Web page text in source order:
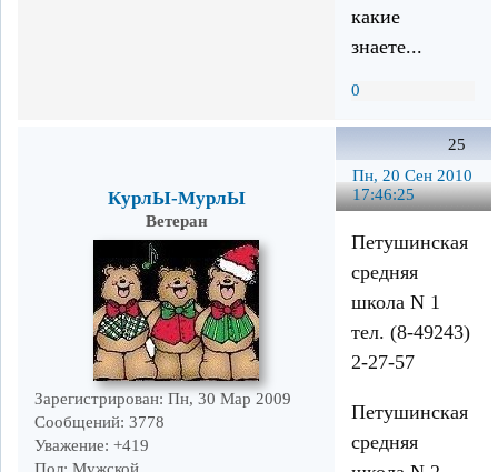
какие
знаете...
0
25
Пн, 20 Сен 2010
17:46:25
КурлЫ-МурлЫ
Ветеран
Зарегистрирован: Пн, 30 Мар 2009
Сообщений: 3778
Уважение: +419
Петушинская
средняя
школа N 1
тел. (8-49243)
2-27-57
Петушинская
средняя